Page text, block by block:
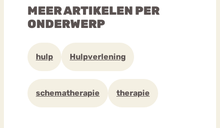
MEER ARTIKELEN PER
ONDERWERP
hulp Hulpverlening
schematherapie therapie